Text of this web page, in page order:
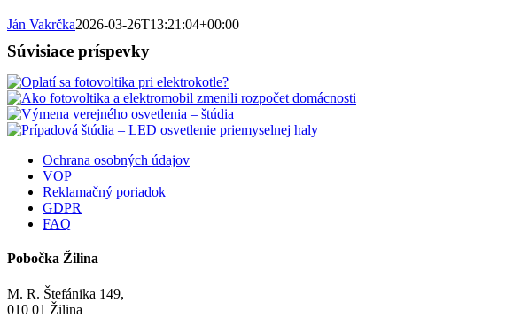
Ján Vakrčka2026-03-26T13:21:04+00:00
Súvisiace príspevky
Ochrana osobných údajov
VOP
Reklamačný poriadok
GDPR
FAQ
Pobočka Žilina
M. R. Štefánika 149,
010 01 Žilina